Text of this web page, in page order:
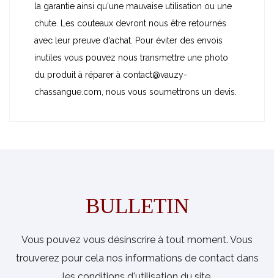
la garantie ainsi qu'une mauvaise utilisation ou une
chute. Les couteaux devront nous être retournés
avec leur preuve d'achat. Pour éviter des envois
inutiles vous pouvez nous transmettre une photo
du produit à réparer à contact@vauzy-
chassangue.com, nous vous soumettrons un devis.
BULLETIN
Vous pouvez vous désinscrire à tout moment. Vous
trouverez pour cela nos informations de contact dans